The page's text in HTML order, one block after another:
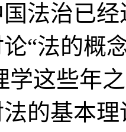
法治已
“法的概
些年之
的基本